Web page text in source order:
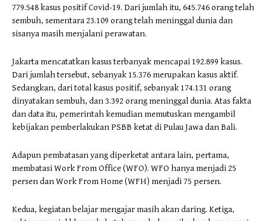
779.548 kasus positif Covid-19. Dari jumlah itu, 645.746 orang telah
sembuh, sementara 23.109 orang telah meninggal dunia dan
sisanya masih menjalani perawatan.
Jakarta mencatatkan kasus terbanyak mencapai 192.899 kasus.
Dari jumlah tersebut, sebanyak 15.376 merupakan kasus aktif.
Sedangkan, dari total kasus positif, sebanyak 174.131 orang
dinyatakan sembuh, dan 3.392 orang meninggal dunia. Atas fakta
dan data itu, pemerintah kemudian memutuskan mengambil
kebijakan pemberlakukan PSBB ketat di Pulau Jawa dan Bali.
Adapun pembatasan yang diperketat antara lain, pertama,
membatasi Work From Office (WFO). WFO hanya menjadi 25
persen dan Work From Home (WFH) menjadi 75 persen.
Kedua, kegiatan belajar mengajar masih akan daring. Ketiga,